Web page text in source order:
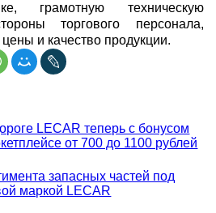
грамотную техническую
торгового персонала,
и качество продукции.
LECAR теперь с бонусом
от 700 до 1100 рублей
запасных частей под
маркой LECAR